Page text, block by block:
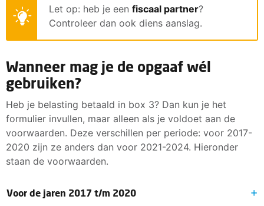
Let op: heb je een fiscaal partner?
Controleer dan ook diens aanslag.
Wanneer mag je de opgaaf wél
gebruiken?
Heb je belasting betaald in box 3? Dan kun je het
formulier invullen, maar alleen als je voldoet aan de
voorwaarden. Deze verschillen per periode: voor 2017-
2020 zijn ze anders dan voor 2021-2024. Hieronder
staan de voorwaarden.
Voor de jaren 2017 t/m 2020